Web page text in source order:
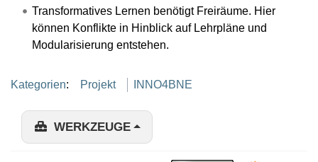
Transformatives Lernen benötigt Freiräume. Hier
können Konflikte in Hinblick auf Lehrpläne und
Modularisierung entstehen.
Kategorien: Projekt INNO4BNE
WERKZEUGE